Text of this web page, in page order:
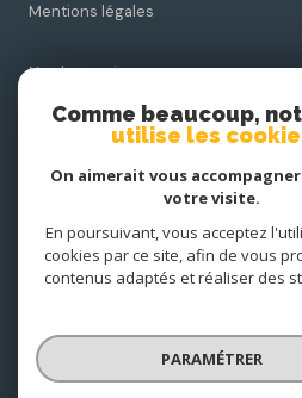
Mentions légales
Nos honoraires
Cookies
© 2026 | Tous droits réservés
Comme beaucoup,
utilise les
On aimerait vous
votre visite.
En poursuivant, vous acceptez
cookies par ce site, afin de vous
contenus adaptés et réaliser des
PARAMÉTRER